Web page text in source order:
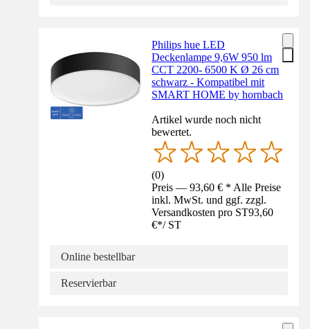
Philips hue LED
Deckenlampe 9,6W 950 lm
CCT 2200- 6500 K Ø 26 cm
schwarz - Kompatibel mit
SMART HOME by hornbach
Artikel wurde noch nicht
bewertet.
(0)
Preis — 93,60 € * Alle Preise
inkl. MwSt. und ggf. zzgl.
Versandkosten pro ST93,60
€*/ ST
Online bestellbar
Reservierbar